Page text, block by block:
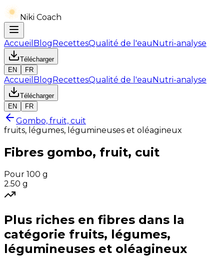
Niki Coach
Accueil BlogRecettesQualité de l'eauNutri-analyse
Télécharger
EN
FR
Accueil BlogRecettesQualité de l'eauNutri-analyse
Télécharger
EN
FR
Gombo, fruit, cuit
fruits, légumes, légumineuses et oléagineux
Fibres gombo, fruit, cuit
Pour 100 g
2.50 g
Plus riches en fibres dans la
catégorie fruits, légumes,
légumineuses et oléagineux